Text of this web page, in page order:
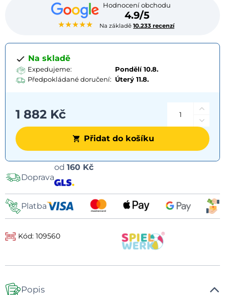
★★★★★
Hodnocení obchodu
4.9/5
Na základě10.233 recenzí
Na skladě
Expedujeme:
Pondělí 10.8.
Předpokládané doručení: Úterý 11.8.
1 882 Kč
Přidat do košíku
Doprava
od 160 Kč
Platba
Kód: 109560
Popis